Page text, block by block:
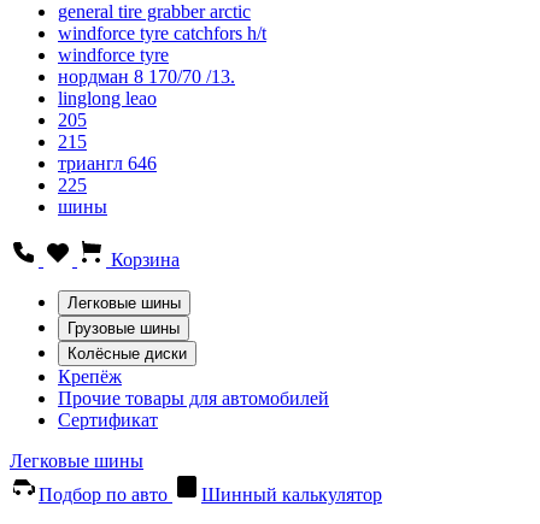
general tire grabber arctic
windforce tyre catchfors h/t
windforce tyre
нордман 8 170/70 /13.
linglong leao
205
215
триангл 646
225
шины
Корзина
Легковые шины
Грузовые шины
Колёсные диски
Крепёж
Прочие товары для автомобилей
Сертификат
Легковые шины
Подбор по авто
Шинный калькулятор